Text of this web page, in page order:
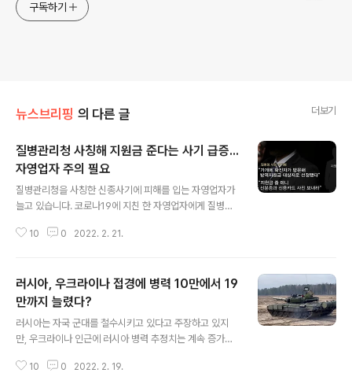
구독하기
뉴스브리핑 의 다른 글 더보기
질병관리청 사칭해 지원금 준다는 사기 급증...
자영업자 주의 필요
질병관리청을 사칭한 신종사기에 피해를 입는 자영업자가
늘고 있습니다. 코로나19에 지친 한 자영업자에게 질병관
은 "가게에 확진자가 방문해 방역지원금 대상자로 선정됐
학조사관이라는 사람이 보내준 질병관리청 사이트 주소를
누르자 휴대전화 안에 보관 중이던 계좌번호 정보가 털렸
고, 해외에서 수백만 원이 인출됐습니다. 경찰은 정부 지원
금을 빌미로 신분증 사본 등 개인정보를 요구하면 일단 금
융사기일 가능성을 의심해봐야 한다며 주의를 당부했습니
다. 또 신원을 알기 어려운 상대방으로부터 인터넷 주소가
10 0 2022. 2. 21.
러시아, 우크라이나 접경에 병력 10만에서 19
만까지 늘렸다?
러시아는 자국 군대를 철수시키고 있다고 주장하고 있지
만, 우크라이나 인근에 러시아 병력 추정치는 계속 증가하
기구(OSCE) 주재 미국 대사 마이클 카펜터는 OSCE 회의
10 0 2022. 2. 19.